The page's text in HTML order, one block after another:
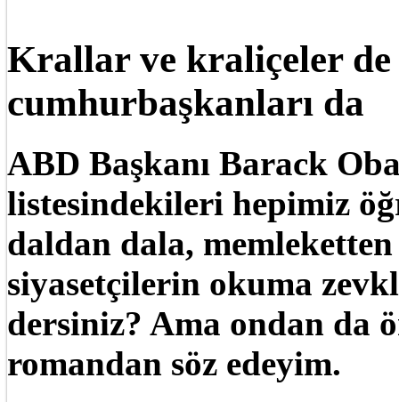
Krallar ve kraliçeler de
cumhurbaşkanları da
ABD Başkanı Barack
listesindekileri hepimiz
daldan dala,
siyasetçilerin okuma
dersiniz? Ama ondan da
romandan söz edeyim.